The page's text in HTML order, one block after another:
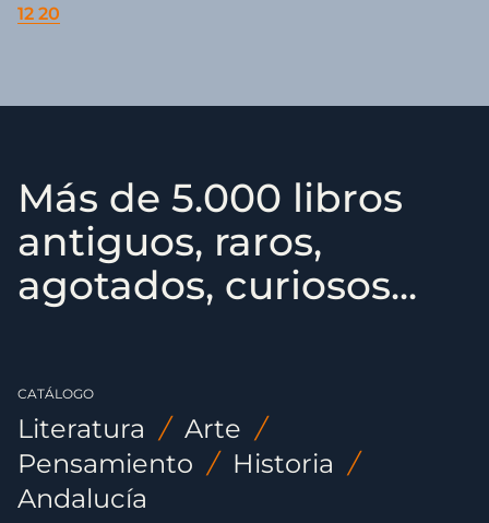
12 20
Más de 5.000 libros
antiguos, raros,
agotados, curiosos...
CATÁLOGO
Literatura / Arte /
Pensamiento / Historia /
Andalucía